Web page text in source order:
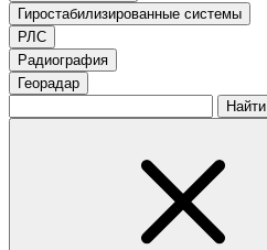
Гиростабилизированные системы
РЛС
Радиография
Георадар
Найти